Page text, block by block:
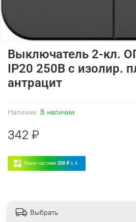
Наличие: В наличии
Выключатель 2-кл.
IP20 250В с изолир.
антрацит
342 ₽
Плати частями 250 ₽ x 4
Выбрать